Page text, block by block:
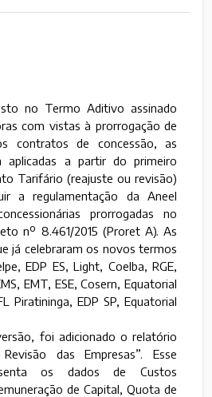
no Termo Aditivo assinado
com vistas à prorrogação de
contratos de concessão, as
aplicadas a partir do primeiro
Tarifário (reajuste ou revisão)
a regulamentação da Aneel
prorrogadas no
nº 8.461/2015 (Proret A). As
já celebraram os novos termos
EDP ES, Light, Coelba, RGE,
EMT, ESE, Cosern, Equatorial
Piratininga, EDP SP, Equatorial
foi adicionado o relatório
das Empresas”. Esse
os dados de Custos
de Capital, Quota de